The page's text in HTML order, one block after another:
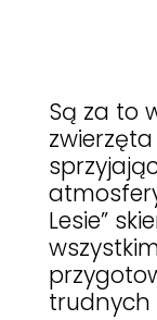
Są za to
Lesie”
trudnych